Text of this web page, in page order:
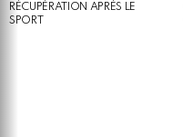
RÉCUPÉRATION APRÈS LE
SPORT